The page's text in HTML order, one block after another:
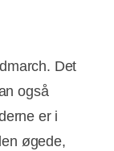
Det
også
er i
øgede,